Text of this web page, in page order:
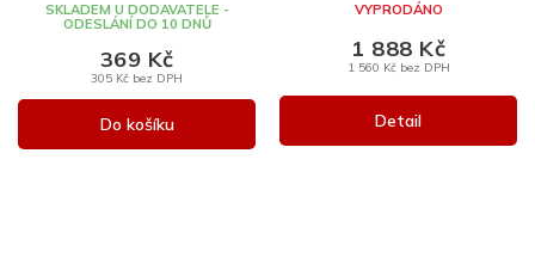
SKLADEM U DODAVATELE -
ODESLÁNÍ DO 10 DNŮ
305 Kč bez DPH
369 Kč
Do košíku
VYPRODÁNO
1 560 Kč bez DPH
1 888 Kč
Detail